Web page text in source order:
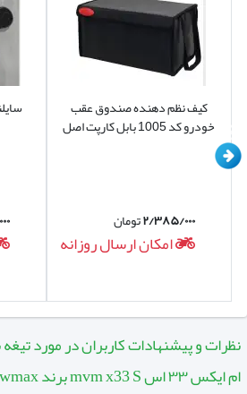
کیف نظم دهنده صندوق عقب
خودرو کد 1005 بابل کارپت اصل
۲/۳۸۵/۰۰۰تومان
امکان ارسال روزانه
نظرات و پیشنهادات کاربران در مورد
ام ایکس ۳۳ اس mvm x33 S برند Viewmax: